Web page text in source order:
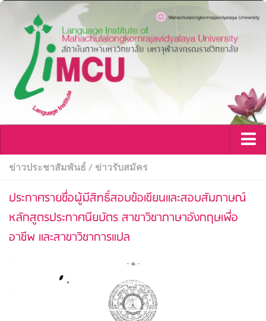
หน้าแรก
ขอต้อนรับสู่สถาบันภาษา มจร
สถาบันภาษา & โครงสร้างสถาบัน
สัญลักษณ์ประจำสถาบันภาษา
ข่าวประชาสัมพันธ์/ ข่าวรับสมัคร
ประกาศรายชื่อผู้มีสิทธิ์สอบข้อเขียนและสอบสัมภาษณ์
หลักสูตรประกาศนียบัตร สาขาวิชาภาษาอังกฤษเพื่อ
อาชีพ และสาขาวิชาการแปล